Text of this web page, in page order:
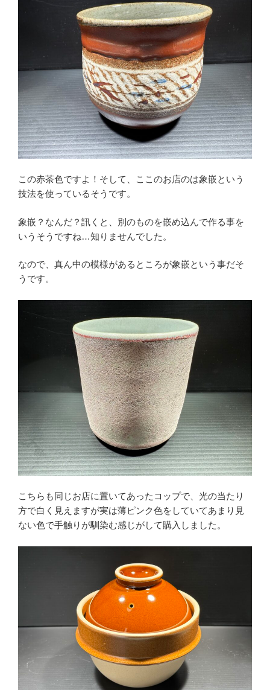
この赤茶色ですよ！そして、ここのお店のは象嵌という
技法を使っているそうです。
象嵌？なんだ？訊くと、別のものを嵌め込んで作る事を
いうそうですね…知りませんでした。
なので、真ん中の模様があるところが象嵌という事だそ
うです。
こちらも同じお店に置いてあったコップで、光の当たり
方で白く見えますが実は薄ピンク色をしていてあまり見
ない色で手触りが馴染む感じがして購入しました。